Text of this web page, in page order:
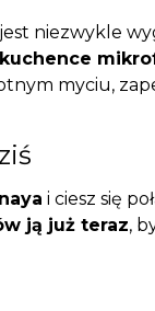
jest niezwykle
kuchence
myciu,
i ciesz się
ją już teraz,